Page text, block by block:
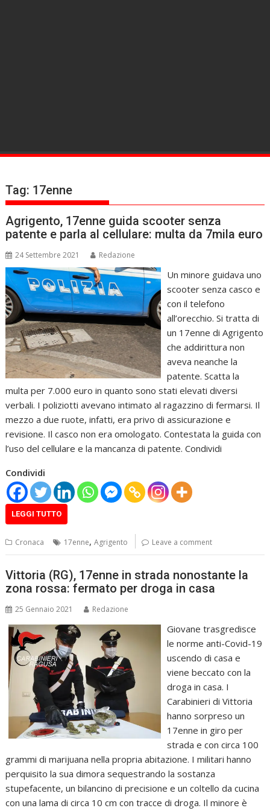
Tag: 17enne
Agrigento, 17enne guida scooter senza
patente e parla al cellulare: multa da 7mila euro
24 Settembre 2021 Redazione
Un minore guidava uno
scooter senza casco e
con il telefono
all’orecchio. Si tratta di
un 17enne di Agrigento
che addirittura non
aveva neanche la
patente. Scatta la
multa per 7.000 euro in quanto sono stati elevati diversi
verbali. I poliziotti avevano intimato al ragazzino di fermarsi. Il
mezzo a due ruote, infatti, era privo di assicurazione e
revisione. Il casco non era omologato. Contestata la guida con
l’uso del cellulare e la mancanza di patente. Condividi
Condividi
LEGGI TUTTO
Cronaca 17enne,Agrigento Leave a comment
Vittoria (RG), 17enne in strada nonostante la
zona rossa: fermato per droga in casa
25 Gennaio 2021 Redazione
Giovane trasgredisce
le norme anti-Covid-19
uscendo di casa e
viene beccato con la
droga in casa. I
Carabinieri di Vittoria
hanno sorpreso un
17enne in giro per
strada e con circa 100
grammi di marijuana nella propria abitazione. I militari hanno
perquisito la sua dimora sequestrando la sostanza
stupefacente, un bilancino di precisione e un coltello da cucina
con una lama di circa 10 cm con tracce di droga. Il minore è